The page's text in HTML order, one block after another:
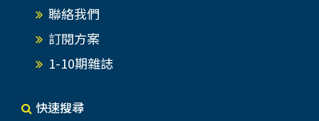
聯絡我們
訂閱方案
1-10期雜誌
快速搜尋